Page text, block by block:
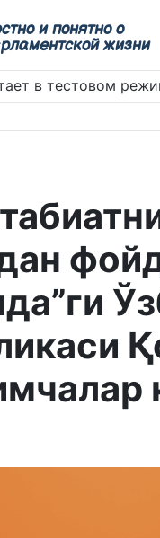
и понятно о
жизни
в тестовом